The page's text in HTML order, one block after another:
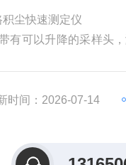
尘快速测定仪
有可以升降的采样头
时间：2026-07-14